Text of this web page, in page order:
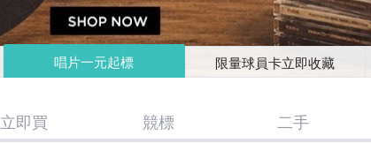
唱片一元起標 限量球員卡立即收藏
立即買 競標 二手